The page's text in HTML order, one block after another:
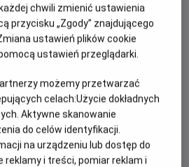
Дебос
бажання, що на нього
сила - маленька кулька безмежної
народ, вони протистоять
воля однієї сміливої людини
відбуватися дивовижні речі...
chwili zmienić ustawienia
przycisku „Zgody” znajdującego
ustawień plików cookie
ustawień przeglądarki.
możemy przetwarzać
celach:Użycie dokładnych
Aktywne skanowanie
do celów identyfikacji.
na urządzeniu lub dostęp do
reklamy i treści, pomiar reklam i